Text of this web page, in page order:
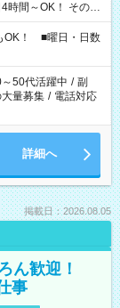
OK！ その他
い！
OK！ ■曜日・日数
50代活躍中 / 副
量募集 / 電話対応
詳細へ
掲載日：2026.08.05
ん歓迎！
事